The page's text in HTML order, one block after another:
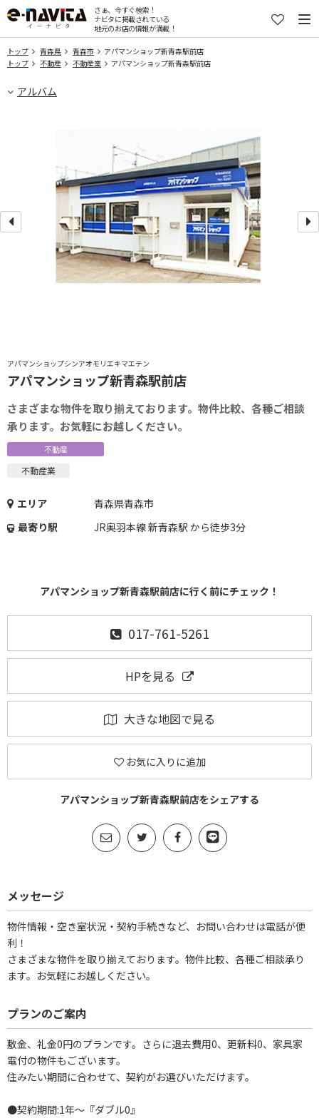
さぁ、今すぐ検索！
ナビタに掲載されている
地元のお店の情報が満載！
トップ 青森県 青森市
アパマンショップ新青森駅前店
トップ
不動産 不動産業 アパマンショップ新青森駅前店
アルバム
アパマンショップシンアオモリエキマエテン
アパマンショップ新青森駅前店
さまざまな物件を取り揃えております。物件比較、各種ご相談
承ります。お気軽にお越しください。
不動産
不動産業
エリア
青森県青森市
最寄り駅
JR奥羽本線 新青森駅 から徒歩3分
アパマンショップ新青森駅前店に行く前にチェック！
017-761-5261
HPを見る
大きな地図で見る
お気に入りに追加
アパマンショップ新青森駅前店をシェアする
メッセージ
物件情報・空き室状況・契約手続きなど、お問い合わせは電話が便
利！
さまざまな物件を取り揃えております。物件比較、各種ご相談承り
ます。お気軽にお越しください。
プランのご案内
敷金、礼金0円のプランです。さらに退去費用0、更新料0、家具家
電付の物件もございます。
住みたい期間に合わせて、契約がお選びいただけます。
●契約期間:1年～『ダブル0』